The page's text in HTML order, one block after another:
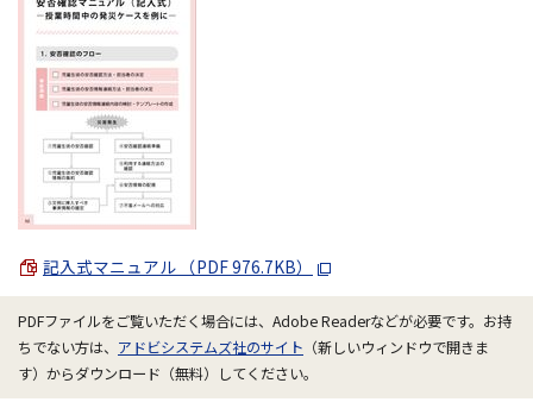
記入式マニュアル （PDF 976.7KB）
PDFファイルをご覧いただく場合には、Adobe Readerなどが必要です。お持
ちでない方は、 アドビシステムズ社のサイト （新しいウィンドウで開きま
す）からダウンロード（無料）してください。